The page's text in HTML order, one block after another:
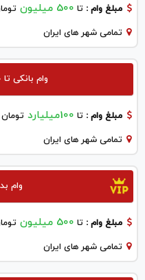
مبلغ وام : تا 500 میلیون
تمامی شهر های ایران
وام بانکی تا ۱۰۰ میلیارد تومان
مبلغ وام : تا 100میلیارد تومان
تمامی شهر های ایران
وام
مبلغ وام : تا 500 میلیون
تمامی شهر های ایران